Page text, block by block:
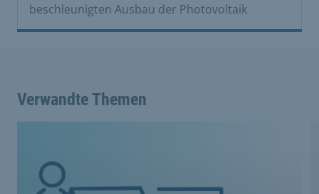
beschleunigten Ausbau der Photovoltaik
Verwandte Themen